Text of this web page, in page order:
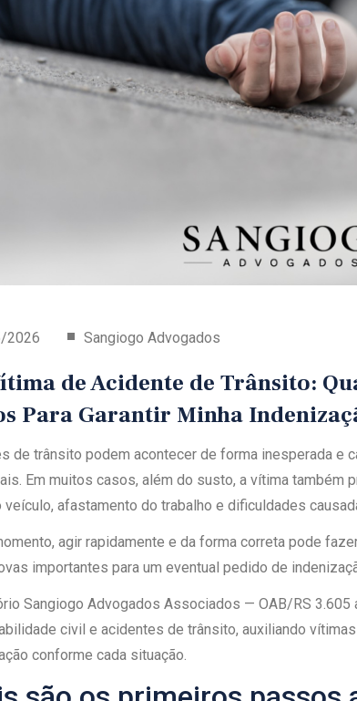
2026 Sangiogo Advogados
de Acidente de Trânsito:
Para Garantir Minha
de trânsito podem acontecer de forma inesperada e
Em muitos casos, além do susto, a vítima também
veículo, afastamento do trabalho e dificuldades
agir rapidamente e da forma correta pode
importantes para um eventual pedido de
Sangiogo Advogados Associados — OAB/RS 3.605
civil e acidentes de trânsito, auxiliando
conforme cada situação.